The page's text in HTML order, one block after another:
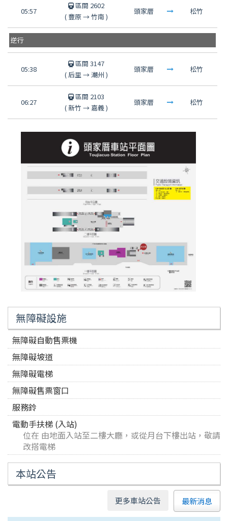
05:57
區間 2602
( 豐原→竹南)
頭家厝 松竹
逆行
05:38
區間 3147
(后里→潮州 )
頭家厝 松竹
06:27
區間 2103
(新竹 → 嘉義)
頭家厝 松竹
無障礙設施
無障礙自動售票機
無障礙坡道
無障礙電梯
無障礙售票窗口
服務鈴
電動手扶梯 (入站)
位在 由地面入站至二樓大廳，或從月台下樓出站，敬請
改搭電梯
本站公告
更多車站公告 最新消息